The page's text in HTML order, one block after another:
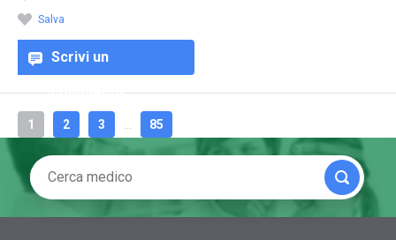
Salva
Scrivi un
commento
1 2 3 85